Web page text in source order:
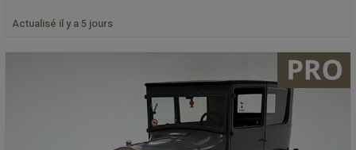
Actualisé il y a 5 jours